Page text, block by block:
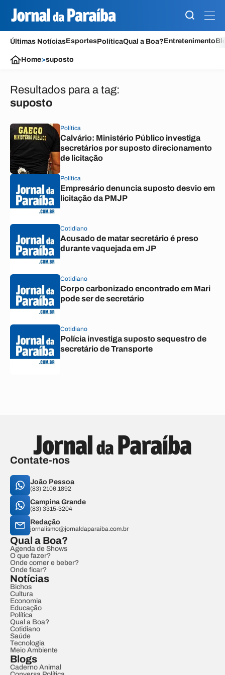
Últimas NotíciasEsportesPolíticaQual a Boa?Entretenimento
Home>suposto
Resultados para a tag:
suposto
Política
Calvário: Ministério Público investiga
secretários por suposto direcionamento
de licitação
Política
Empresário denuncia suposto desvio em
licitação da PMJP
Cotidiano
Acusado de matar secretário é preso
durante vaquejada em JP
Cotidiano
Corpo carbonizado encontrado em Mari
pode ser de secretário
Cotidiano
Polícia investiga suposto sequestro de
secretário de Transporte
Contate-nos
João Pessoa
(83) 2106.1892
Campina Grande
(83) 3315-3204
Redação
jornalismo@jornaldaparaiba.com.br
Qual a Boa?
Agenda de Shows
O que fazer?
Onde comer e beber?
Onde ficar?
Notícias
Bichos
Cultura
Economia
Educação
Política
Qual a Boa?
Cotidiano
Saúde
Tecnologia
Meio Ambiente
Blogs
Caderno Animal